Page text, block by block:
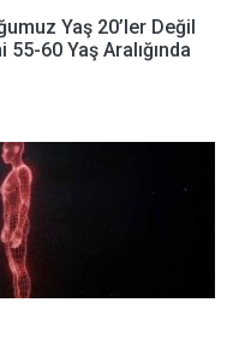
Yaş 20’ler Değil
60 Yaş Aralığında